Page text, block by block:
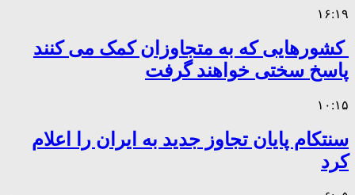
۱۶:۱۹
کشورهایی که به متجاوزان کمک می کنند
پاسخ سختی خواهند گرفت
۱۰:۱۵
سنتکام پایان تجاوز جدید به ایران را اعلام
کرد